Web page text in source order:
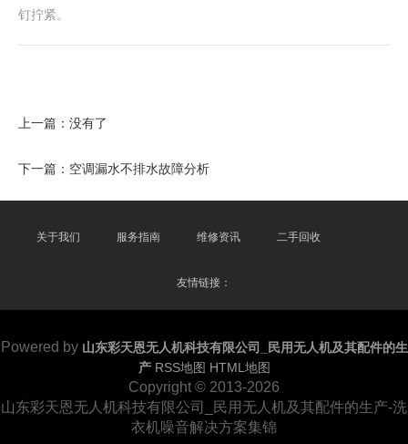
钉拧紧。
上一篇：没有了
下一篇： 空调漏水不排水故障分析
关于我们 服务指南 维修资讯 二手回收
友情链接：
Powered by 山东彩天恩无人机科技有限公司_民用无人机及其配件的生
产 RSS地图 HTML地图
Copyright © 2013-2026
山东彩天恩无人机科技有限公司_民用无人机及其配件的生产-洗
衣机噪音解决方案集锦